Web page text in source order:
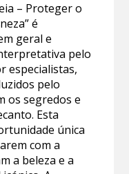
– Proteger o
é
geral e
pelo
especialistas,
pelo
os segredos e
Esta
única
com a
a beleza e a